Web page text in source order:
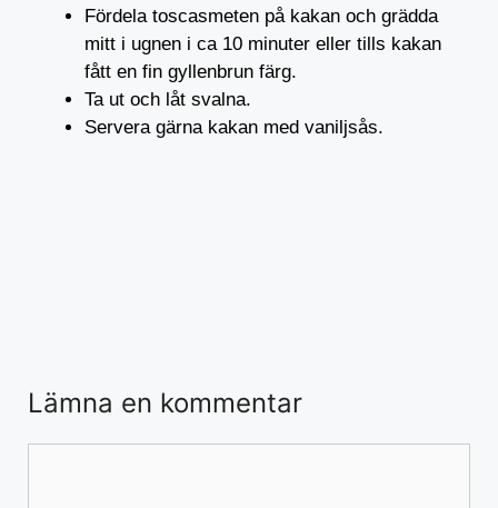
Fördela toscasmeten på kakan och grädda
mitt i ugnen i ca 10 minuter eller tills kakan
fått en fin gyllenbrun färg.
Ta ut och låt svalna.
Servera gärna kakan med vaniljsås.
Lämna en kommentar